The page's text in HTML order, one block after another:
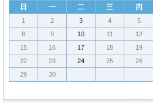
日 一 二 三 四
1 2 3 4 5
8
9 10 11 12
15
16 17 18 19
22
23 24 25 26
29
30